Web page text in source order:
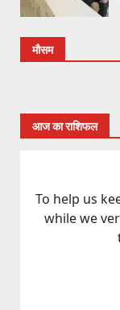
मौसम
आज का राशिफल